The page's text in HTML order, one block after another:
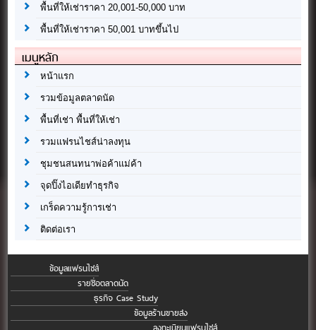
พื้นที่ให้เช่าราคา 20,001-50,000 บาท
พื้นที่ให้เช่าราคา 50,001 บาทขึ้นไป
เมนูหลัก
หน้าแรก
รวมข้อมูลตลาดนัด
พื้นที่เช่า พื้นที่ให้เช่า
รวมแฟรนไชส์น่าลงทุน
ชุมชนสนทนาพ่อค้าแม่ค้า
จุดปิ๊งไอเดียทำธุรกิจ
เกร็ดความรู้การเช่า
ติดต่อเรา
ข้อมูลแฟรนไชส์
รายชื่อตลาดนัด
ธุรกิจ Case Study
ข้อมูลร้านขายส่ง